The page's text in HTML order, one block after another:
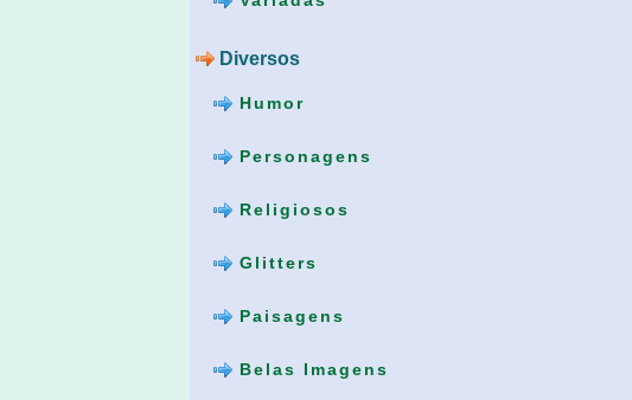
Diversos
Humor
Personagens
Religiosos
Glitters
Paisagens
Belas Imagens